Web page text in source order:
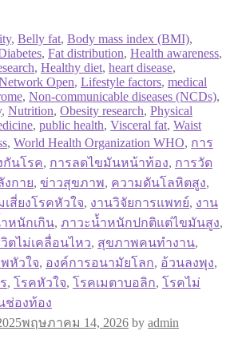
, Belly fat, Body mass index (BMI),
, Fat distribution, Health awareness,
, Healthy diet, heart disease,
Open, Lifestyle factors, medical
, Non-communicable diseases (NCDs),
, Nutrition, Obesity research, Physical
, public health, Visceral fat, Waist
, World Health Organization WHO, การ
กันโรค, การลดไขมันหน้าท้อง, การวัด
งกาย, ข่าวสุขภาพ, ความดันโลหิตสูง,
เสี่ยงโรคหัวใจ, งานวิจัยการแพทย์, งาน
หนักเกิน, ภาวะน้ำหนักปกติแต่ไขมันสูง,
ตไม่เคลื่อนไหว, สุขภาพคนทำงาน,
หัวใจ, องค์การอนามัยโลก, อ้วนลงพุง,
, โรคหัวใจ, โรคเมตาบอลิก, โรคไม่
ช่องท้อง
พฤษภาคม 14, 2026 by admin